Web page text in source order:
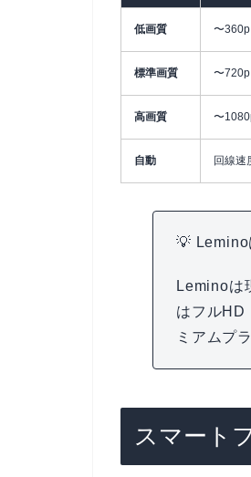
低画質 〜360p
標準画質 〜720p
高画質 〜
自動 回線速
💡
Leminoは
はフルHD
ミアムプ
スマート